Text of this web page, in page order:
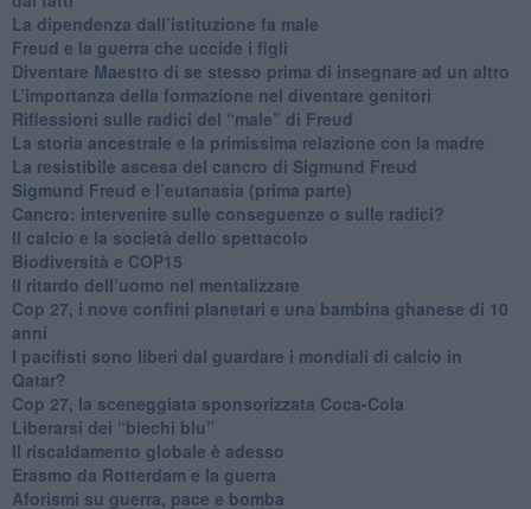
La dipendenza dall’istituzione fa male
​Freud e la guerra che uccide i figli
​Diventare Maestro di se stesso prima di insegnare ad un altro
L’importanza della formazione nel diventare genitori
Riflessioni sulle radici del “male” di Freud
​La storia ancestrale e la primissima relazione con la madre
​La resistibile ascesa del cancro di Sigmund Freud
Sigmund Freud e l’eutanasia (prima parte)
Cancro: intervenire sulle conseguenze o sulle radici?
​Il calcio e la società dello spettacolo
Biodiversità e COP15
​Il ritardo dell’uomo nel mentalizzare
​Cop 27, i nove confini planetari e una bambina ghanese di 10
anni
​I pacifisti sono liberi dal guardare i mondiali di calcio in
Qatar?
​Cop 27, la sceneggiata sponsorizzata Coca-Cola
​Liberarsi dei “biechi blu”
Il riscaldamento globale è adesso
​Erasmo da Rotterdam e la guerra
​Aforismi su guerra, pace e bomba